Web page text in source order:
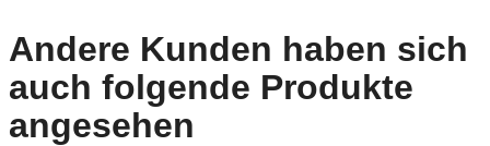
Andere Kunden haben sich
auch folgende Produkte
angesehen